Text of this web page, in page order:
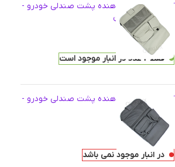
کیف چرمی نظم دهنده پشت صندلی خودرو -
رنگ طوسی روشن
2,026,000تومان
فقط 2 عدد در انبار موجود است
کیف چرمی نظم دهنده پشت صندلی خودرو -
رنگ مشکی
اطلاعات بیشتر
2,026,000
در انبار موجود نمی باشد